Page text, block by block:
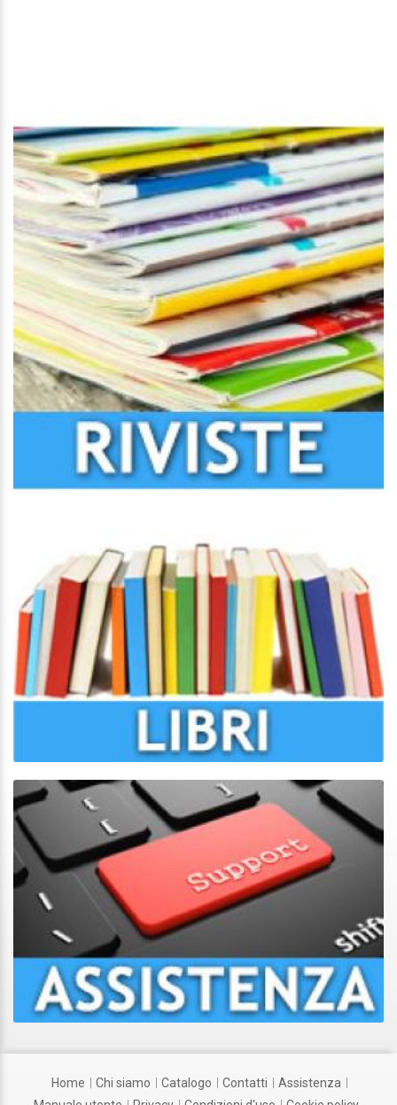
home chi siamo catalogo contatti
assistenza